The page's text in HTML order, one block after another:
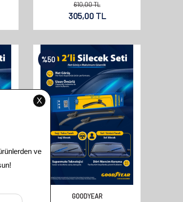
610,00TL
305,00TL
%50
GOODYEAR